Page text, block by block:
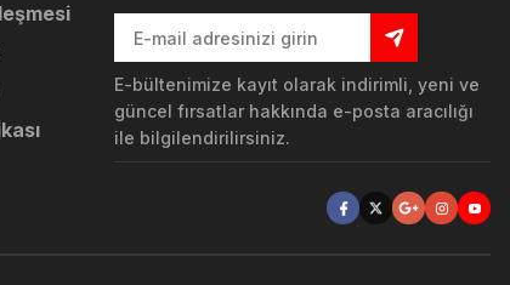
E-bültenimize kayıt olarak indirimli, yeni ve
güncel fırsatlar hakkında e-posta aracılığı
ile bilgilendirilirsiniz.